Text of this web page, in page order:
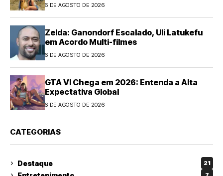
6 DE AGOSTO DE 2026
Zelda: Ganondorf Escalado, Uli Latukefu
em Acordo Multi-filmes
6 DE AGOSTO DE 2026
GTA VI Chega em 2026: Entenda a Alta
Expectativa Global
6 DE AGOSTO DE 2026
CATEGORIAS
Destaque 21